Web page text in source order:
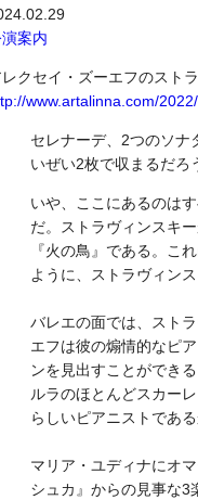
案内
レクセイ・ズーエフのスト
www.artalinna.com/
セレナーデ、2つのソナ
いぜい2枚で収まるだろ
いや、ここにあるのは
だ。ストラヴィンスキ
『火の鳥』である。こ
ように、ストラヴィン
バレエの面では、スト
エフは彼の煽情的なピ
ンを見出すことができ
ルラのほとんどスカー
らしいピアニストであ
マリア・ユディナにオ
シュカ』からの見事な3